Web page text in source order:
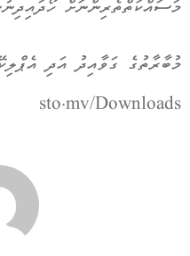
މަސައްކަތްތެރިންނަށް
މުބާރާތުގެ ގަވާއިދު އަދި
sto.mv/Downloads